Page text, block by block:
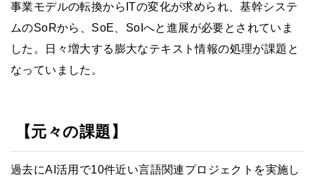
事業モデルの転換からITの変化が求められ、基幹システ
ムのSoRから、SoE、SoIへと進展が必要とされていま
した。日々増大する膨大なテキスト情報の処理が課題と
なっていました。
【元々の課題】
過去にAI活用で10件近い言語関連プロジェクトを実施し